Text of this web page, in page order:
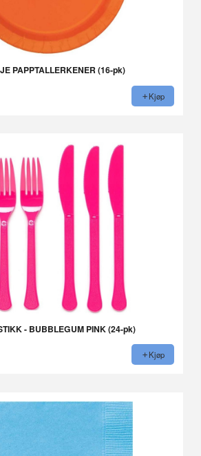
PAPPTALLERKENER (16-pk)
Kjøp
- BUBBLEGUM PINK (24-pk)
Kjøp